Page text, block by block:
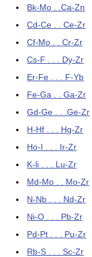
Bk-Mo . .Ca-Zn
Cd-Ce . . Ce-Zr
Cf-Mo . . Cr-Zr
Cs-F . . . Dy-Zr
Er-Fe . . . F-Yb
Fe-Ga . . Ga-Zr
Gd-Ge . . .Ge-Zr
H-Hf . . . Hg-Zr
Ho-I . . . Ir-Zr
K-li . . . Lu-Zr
Md-Mo . . Mo-Zr
N-Nb . . . Nd-Zr
Ni-O . . . Pb-Zr
Pd-Pt . . . Pu-Zr
Rb-S . . . Sc-Zr